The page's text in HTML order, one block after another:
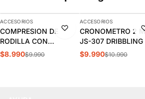
-10%
ACCESORIOS
COMPRESION DE
RODILLA CON
ACOLCHADO PANAL
$8.990$9.990
-9%
ACCESORIOS
CRONOMETRO 2
JS-307 DRIBBLING
J.00.11
$9.990$10.990